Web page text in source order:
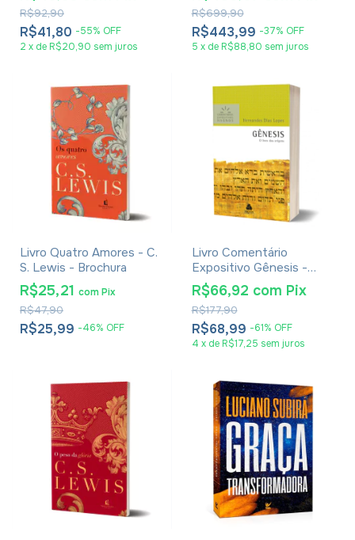
R$41,80 -55% OFF
R$92,90
2 x de R$20,90 sem juros
Volumes
R$443,99 -37% OFF
R$699,90
5 x de R$88,80 sem juros
Livro Quatro Amores - C.
S. Lewis - Brochura
R$25,99 -46% OFF
R$47,90
R$25,21 comPix
Livro Comentário
Expositivo Gênesis -
Hernandes Dias Lopes
R$68,99 -61% OFF
R$177,90
R$66,92 com Pix
4 x de R$17,25 sem juros